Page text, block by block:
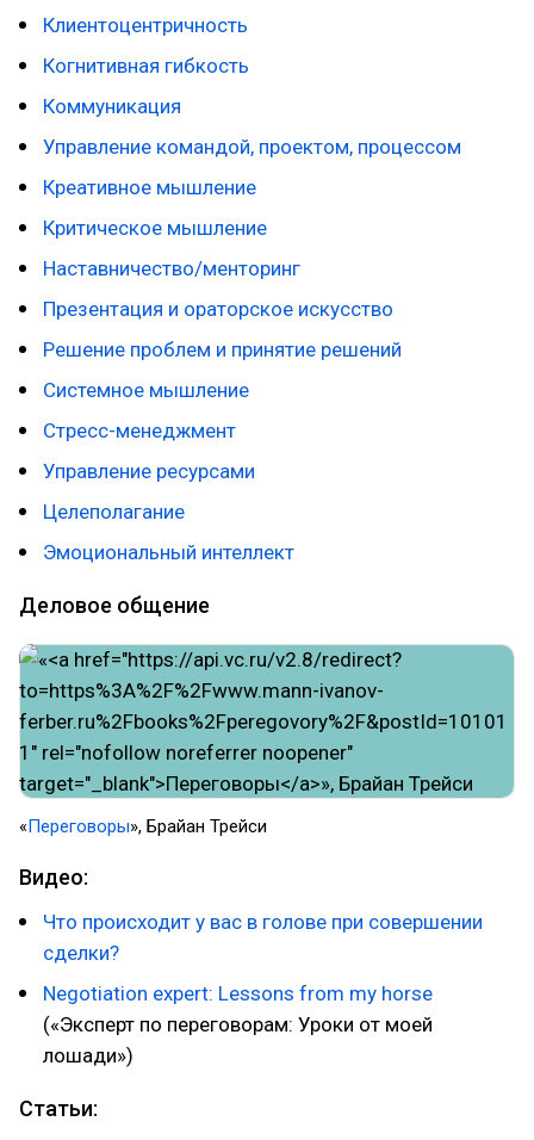
Клиентоцентричность
Когнитивная гибкость
Коммуникация
Управление командой, проектом, процессом
Креативное мышление
Критическое мышление
Наставничество/менторинг
Презентация и ораторское искусство
Решение проблем и принятие решений
Системное мышление
Стресс-менеджмент
Управление ресурсами
Целеполагание
Эмоциональный интеллект
Деловое общение
«Переговоры», Брайан Трейси
Видео:
Что происходит у вас в голове при совершении
сделки?
Negotiation expert: Lessons from my horse
(«Эксперт по переговорам: Уроки от моей
лошади»)
Статьи: